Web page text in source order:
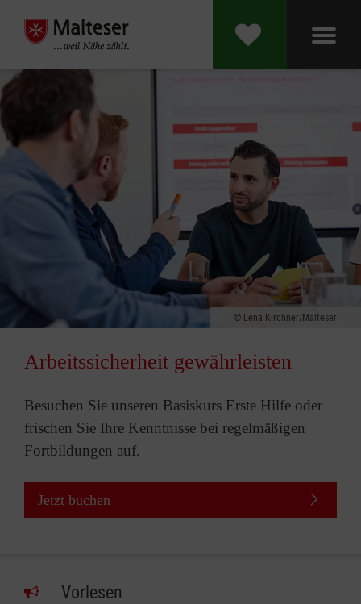
Lena Kirchner/Malteser
Arbeitssicherheit gewährleisten
Besuchen Sie unseren Basiskurs Erste Hilfe oder
frischen Sie Ihre Kenntnisse bei regelmäßigen
Fortbildungen auf.
Jetzt buchen
Vorlesen